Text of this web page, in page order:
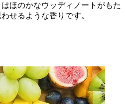
ほのかなウッディノートがもた
せるような香りです。